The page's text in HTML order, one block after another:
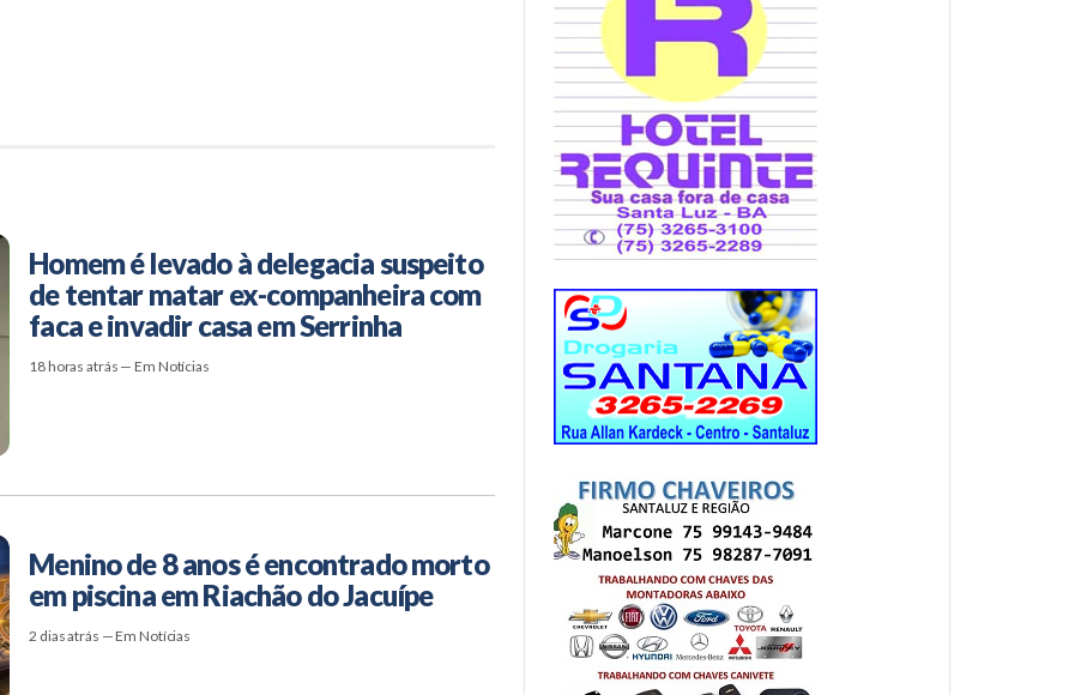
Homem é levado à delegacia suspeito
de tentar matar ex-companheira com
faca e invadir casa em Serrinha
18 horas atrás — Em Notícias
Menino de 8 anos é encontrado morto
em piscina em Riachão do Jacuípe
2 dias atrás — Em Notícias